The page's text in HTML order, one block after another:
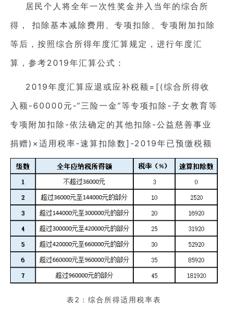
居民个人将全年一次性奖金并入当年的综合所
得， 扣除基本减除费用、专项扣除、专项附加扣除
等后，按照综合所得年度汇算规定，进行年度汇
算，参考2019年汇算公式：
2019年度汇算应退或应补税额=[(综合所得收
入额-60000元-“三险一金”等专项扣除-子女教育等
专项附加扣除-依法确定的其他扣除-公益慈善事业
捐赠)×适用税率-速算扣除数]-2019年已预缴税额
表2：综合所得适用税率表